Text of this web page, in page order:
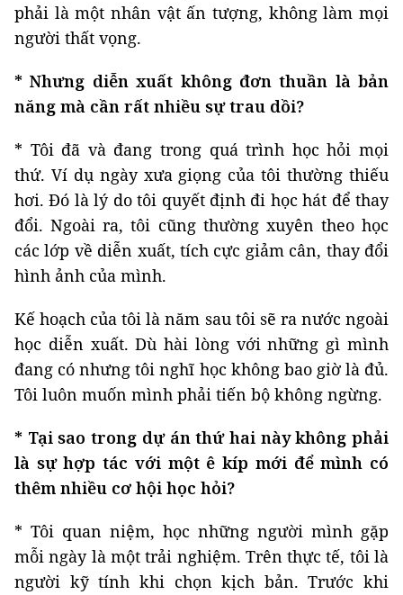
phải là một nhân vật ấn tượng, không làm mọi
người thất vọng.
* Nhưng diễn xuất không đơn thuần là bản
năng mà cần rất nhiều sự trau dồi?
* Tôi đã và đang trong quá trình học hỏi mọi
thứ. Ví dụ ngày xưa giọng của tôi thường thiếu
hơi. Đó là lý do tôi quyết định đi học hát để thay
đổi. Ngoài ra, tôi cũng thường xuyên theo học
các lớp về diễn xuất, tích cực giảm cân, thay đổi
hình ảnh của mình.
Kế hoạch của tôi là năm sau tôi sẽ ra nước ngoài
học diễn xuất. Dù hài lòng với những gì mình
đang có nhưng tôi nghĩ học không bao giờ là đủ.
Tôi luôn muốn mình phải tiến bộ không ngừng.
* Tại sao trong dự án thứ hai này không phải
là sự hợp tác với một ê kíp mới để mình có
thêm nhiều cơ hội học hỏi?
* Tôi quan niệm, học những người mình gặp
mỗi ngày là một trải nghiệm. Trên thực tế, tôi là
người kỹ tính khi chọn kịch bản. Trước khi